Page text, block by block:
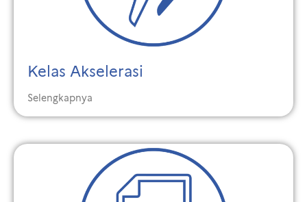
Kelas Akselerasi
Selengkapnya